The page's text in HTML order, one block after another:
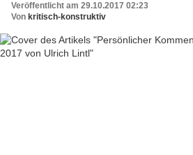
Veröffentlicht am 29.10.2017 02:23
Von kritisch-konstruktiv